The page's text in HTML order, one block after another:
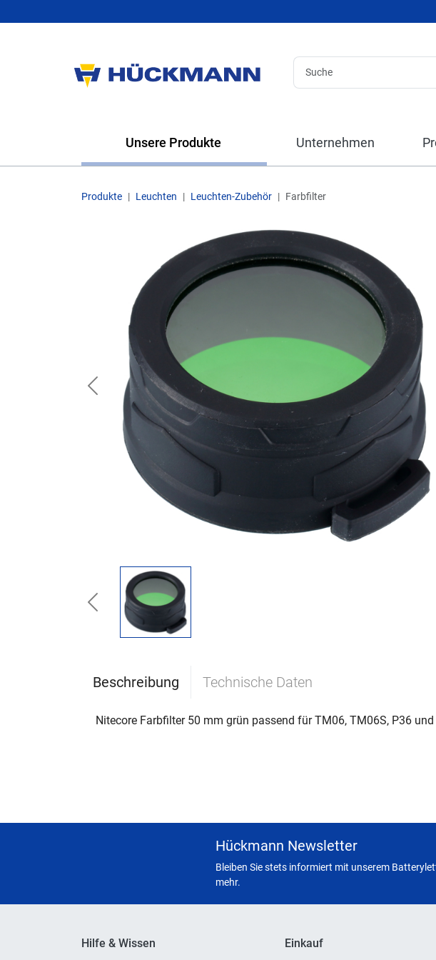
Unsere Produkte Unternehmen
Produkte Leuchten Leuchten-Zubehör Farbfilter
Previous
Previous
Beschreibung Technische Daten
Nitecore Farbfilter 50 mm grün passend für TM06, TM06S, P36
Hückmann Newsletter
Bleiben Sie stets informiert mit unserem
mehr.
Hilfe & Wissen Einkauf